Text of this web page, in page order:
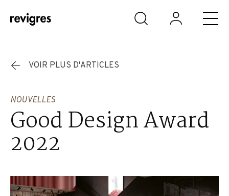
Aller au contenu principal
VOIR PLUS D'ARTICLES
NOUVELLES
Good Design Award
2022